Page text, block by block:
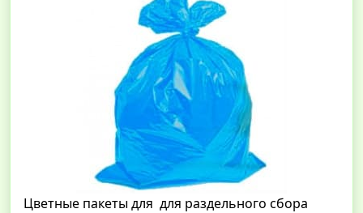
Цветные пакеты для для раздельного сбора